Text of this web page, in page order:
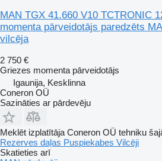
MAN TGX 41.660 V10 TCTRONIC
momenta pārveidotājs paredzēts
vilcēja
2 750 €
Griezes momenta pārveidotājs
Igaunija, Kesklinna
Coneron OÜ
Sazināties ar pārdevēju
Meklēt izplatītāja Coneron OÜ tehniku
Rezerves daļas Puspiekabes Vilcēji
Skatieties arī